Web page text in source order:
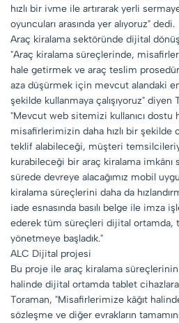
hızlı bir ivme ile artırarak yerli
oyuncuları arasında yer alıyoruz" dedi.
Araç kiralama sektöründe dijital
"Araç kiralama süreçlerinde,
hale getirmek ve araç teslim
aza düşürmek için mevcut alandaki
şekilde kullanmaya çalışıyoruz"
"Mevcut web sitemizi kullanıcı dostu
misafirlerimizin daha hızlı bir şekilde
teklif alabileceği, müşteri
kurabileceği bir araç kiralama imkânı
sürede devreye alacağımız mobil
kiralama süreçlerini daha da
iade esnasında basılı belge ile imza
ederek tüm süreçleri dijital ortamda,
yönetmeye başladık."
ALC Dijital projesi
Bu proje ile araç kiralama süreçlerinin
halinde dijital ortamda tablet cihazlara
Toraman, "Misafirlerimize kâğıt
sözleşme ve diğer evrakların